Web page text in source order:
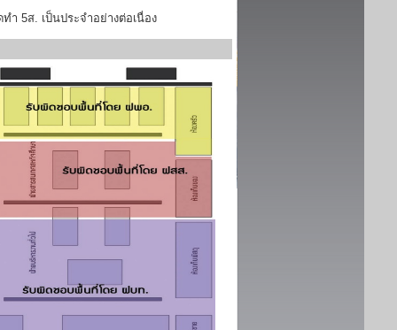
5ส. เป็นประจำอย่างต่อเนื่อง